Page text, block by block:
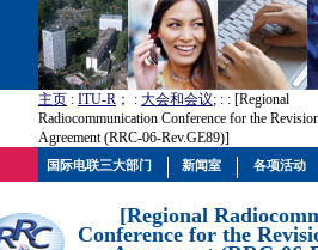
主页 : ITU-R ； : 大会和会议; : : [Regional
Radiocommunication Conference for the
Agreement (RRC-06-Rev.GE89)]
[Regional
Conference for the
国际电联三大部门 新闻室 各项活动